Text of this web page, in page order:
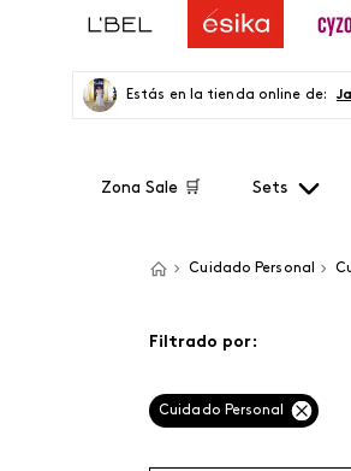
Estás en la tienda online de:
Zona Sale 🛒 Sets
Cuidado Personal
Filtrado por:
Cuidado Personal